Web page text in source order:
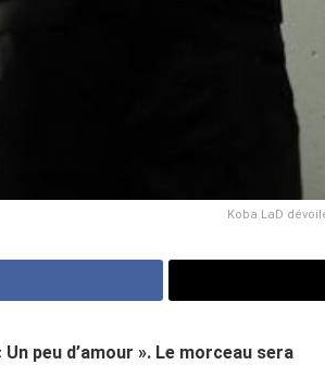
Koba LaD
peu d’amour ». Le morceau sera